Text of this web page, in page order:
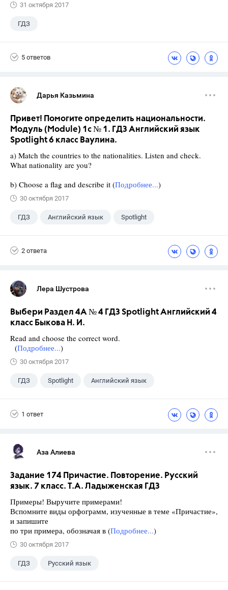
31 октября 2017
ГДЗ
5 ответов
Дарья Казьмина
Привет! Помогите определить национальности.
Модуль (Module) 1c № 1. ГДЗ Английский язык
Spotlight 6 класс Ваулина.
a) Match the countries to the nationalities. Listen and check.
What nationality are you?
b) Choose a flag and describe it (Подробнее...)
30 октября 2017
ГДЗ Английский язык Spotlight
2 ответа
Лера Шустрова
Выбери Раздел 4A № 4 ГДЗ Spotlight Английский 4
класс Быкова Н. И.
Read and choose the correct word.
(Подробнее...)
30 октября 2017
ГДЗ Spotlight Английский язык
1 ответ
Аза Алиева
Задание 174 Причастие. Повторение. Русский
язык. 7 класс. Т.А. Ладыженская ГДЗ
Примеры! Выручите примерами!
Вспомните виды орфограмм, изученные в теме «Причастие»,
и запишите
по три примера, обозначая в (Подробнее...)
30 октября 2017
ГДЗ Русский язык